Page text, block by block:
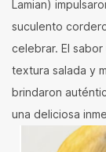
Lamian)
suculento
celebrar. El
textura salada y
brindaron
una deliciosa